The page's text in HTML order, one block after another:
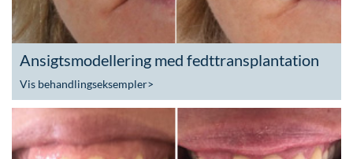
Ansigtsmodellering med fedttransplantation
Vis behandlingseksempler>